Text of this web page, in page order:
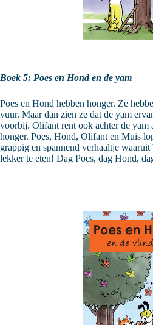
Boek 5: Poes en Hond en de yam
Poes en Hond hebben honger. Ze
vuur. Maar dan zien ze dat de yam
voorbij. Olifant rent ook achter de
honger. Poes, Hond, Olifant en Muis
grappig en spannend verhaaltje
lekker te eten! Dag Poes, dag Hond,